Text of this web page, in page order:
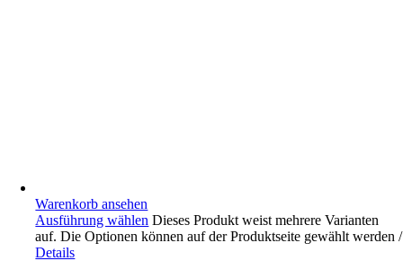
Warenkorb ansehen
Ausführung wählen Dieses Produkt weist mehrere Varianten
auf. Die Optionen können auf der Produktseite gewählt werden/
Details